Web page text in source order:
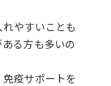
やすいことも
る方も多いの
疫サポートを